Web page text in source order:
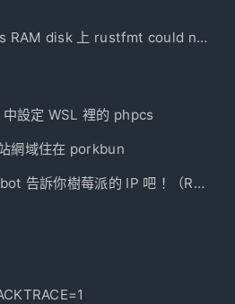
解決 Windows RAM disk 上 rustfmt could not canonicalize path
設定 WSL 裡的 phpcs
網域住在 porkbun
讓 Telegram bot 告訴你樹莓派的 IP 吧！（Rust version）